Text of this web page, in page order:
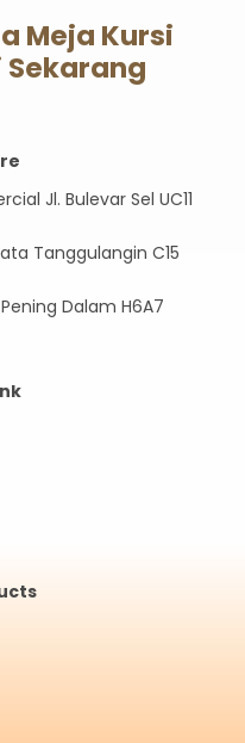
Meja Kursi
Jl. Bulevar Sel UC11
Tanggulangin C15
Dalam H6A7